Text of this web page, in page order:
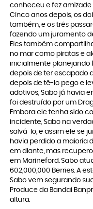
conheceu e fez
Cinco anos depois, os
também, e os três
fazendo um juramento
Eles também
no mar como piratas e
inicialmente planejando
depois de ter escapado
depois de tê-lo pego e
adotivos, Sabo já havia
foi destruído por um
Embora ele tenha sido
incidente, Sabo na
salvá-lo, e assim ele se
havia perdido a maioria
em diante, mas
em Marineford. Sabo
602,000,000 Berries. A
Sabo vem segurando
Produce da Bandai
altura.